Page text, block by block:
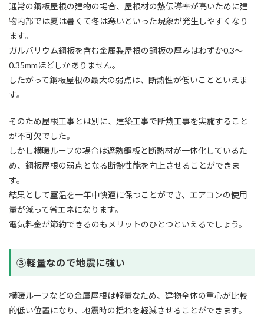
通常の鋼板屋根の建物の場合、屋根材の熱伝導率が高いために建
物内部では夏は暑くて冬は寒いといった現象が発生しやすくなり
ます。
ガルバリウム鋼板を含む金属製屋根の鋼板の厚みはわずか0.3～
0.35mmほどしかありません。
したがって鋼板屋根の最大の弱点は、断熱性が低いことといえま
す。
そのため屋根工事とは別に、建築工事で断熱工事を実施すること
が不可欠でした。
しかし横暖ルーフの場合は遮熱鋼板と断熱材が一体化しているた
め、鋼板屋根の弱点となる断熱性能を向上させることができま
す。
結果として室温を一年中快適に保つことができ、エアコンの使用
量が減って省エネになります。
電気料金が節約できるのもメリットのひとつといえるでしょう。
➂軽量なので地震に強い
横暖ルーフなどの金属屋根は軽量なため、建物全体の重心が比較
的低い位置になり、地震時の揺れを軽減させることができます。